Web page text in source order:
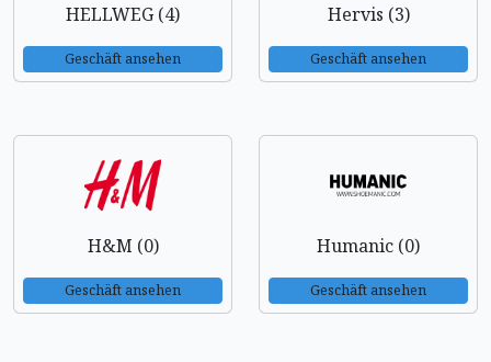
HELLWEG (4)
Geschäft ansehen
Hervis (3)
Geschäft ansehen
H&M (0)
Geschäft ansehen
Humanic (0)
Geschäft ansehen